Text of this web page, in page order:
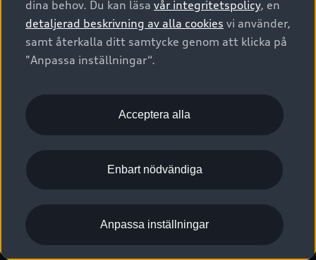
Provkörning
Digitala manualer för din Audi
Audi Collection – livsstilsartiklar
Vanliga frågor
2G/3G nätet stängs ned - Hur påverkas min bil av detta?
Audi Återförsäljare/-serviceverkstad
myAudi
Pressmeddelanden
Nyhetsbrev
Vårt hållbarhetsarbete
Lediga tjänster huvudkontor
Lediga tjänster hos Audi Återförsäljare
Kommentar till mediauppgifter om dataläcka
© 2026 AUDI SVERIGE. All Rights Reserved.
Utgivare Juridiskt
Juridiskt Audi AG
Juridiskt Audi Digital Giveaway
Anpassa inställningar för cookies
Visselblåsarkanaler
dina behov. Du kan läsa vår integritetspolicy, en
detaljerad beskrivning av alla cookies vi använder,
samt återkalla ditt samtycke genom att klicka på
"Anpassa inställningar“.
Acceptera alla
Enbart nödvändiga
Anpassa inställningar